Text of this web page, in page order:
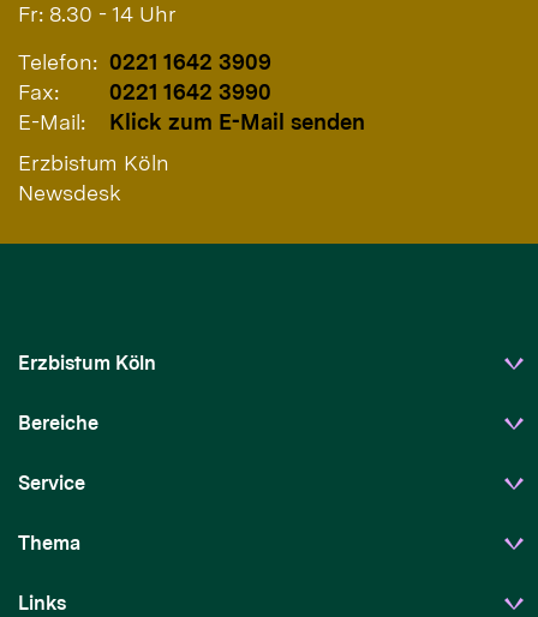
Fr: 8.30 - 14 Uhr
Telefon: 0221 1642 3909
Fax:
0221 1642 3990
E-Mail:
Klick zum E-Mail senden
Erzbistum Köln
Newsdesk
Erzbistum Köln
Bereiche
Service
Thema
Links